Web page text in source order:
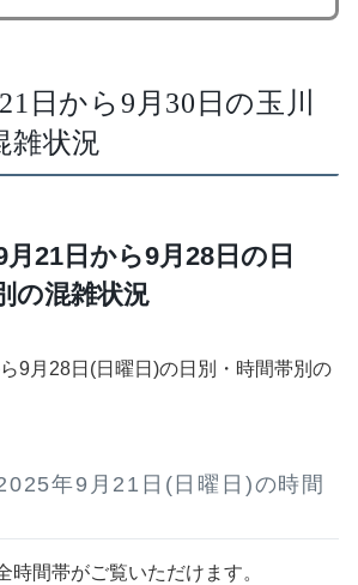
日から9月30日の玉川
雑状況
21日から9月28日の日
の混雑状況
9月28日(日曜日)の日別・時間帯別の
年9月21日(日曜日)の時間
間帯がご覧いただけます。